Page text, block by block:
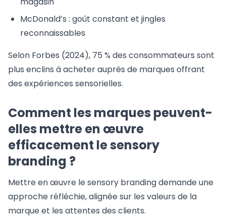
McDonald’s : goût constant et jingles
reconnaissables
Selon Forbes (2024), 75 % des consommateurs sont
plus enclins à acheter auprès de marques offrant
des expériences sensorielles.
Comment les marques peuvent-
elles mettre en œuvre
efficacement le sensory
branding ?
Mettre en œuvre le sensory branding demande une
approche réfléchie, alignée sur les valeurs de la
marque et les attentes des clients.